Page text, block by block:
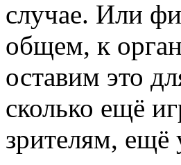
случае. Или
общем, к
оставим это
сколько ещё
зрителям, ещё